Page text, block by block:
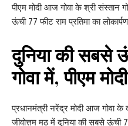
पीएम मोदी आज गोवा के श्री संस्तान
ऊंची 77 फीट राम प्रतिमा का लोकार्पण
दुनिया की सबसे
गोवा में, पीएम
प्रधानमंत्री नरेंद्र मोदी आज गोवा के
जीवोत्तम मठ में दुनिया की सबसे ऊंची